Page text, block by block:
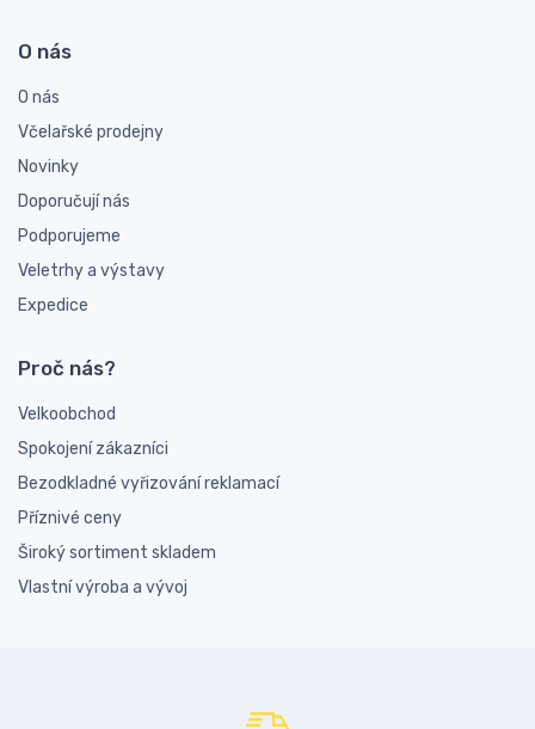
O nás
O nás
Včelařské prodejny
Novinky
Doporučují nás
Podporujeme
Veletrhy a výstavy
Expedice
Proč nás?
Velkoobchod
Spokojení zákazníci
Bezodkladné vyřizování reklamací
Příznivé ceny
Široký sortiment skladem
Vlastní výroba a vývoj